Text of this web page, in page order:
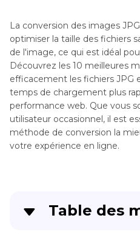
La conversion des images
optimiser la taille des fichiers
de l'image, ce qui est idéal
Découvrez les 10 meilleures
efficacement les fichiers JPG
temps de chargement plus
performance web. Que vous
utilisateur occasionnel, il est
méthode de conversion la
votre expérience en ligne.
Table des